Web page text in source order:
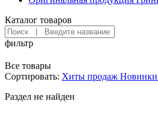
Каталог товаров
фильтр
Все товары
Сортировать: Хиты продаж Новинки
Раздел не найден